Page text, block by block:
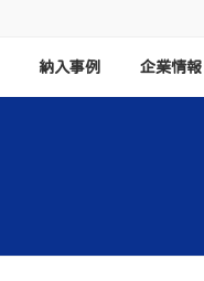
納入事例 企業情報